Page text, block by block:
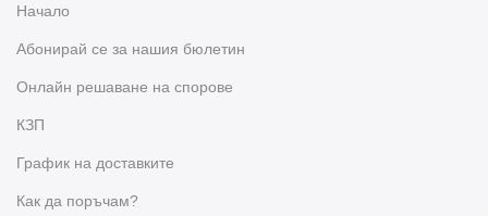
Начало
Абонирай се за нашия бюлетин
Oнлайн решаване на спорове
КЗП
График на доставките
Как да поръчам?